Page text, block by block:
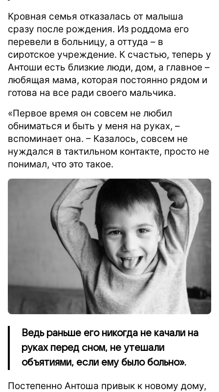
Кровная семья отказалась от малыша
сразу после рождения. Из роддома его
перевели в больницу, а оттуда – в
сиротское учреждение. К счастью, теперь у
Антоши есть близкие люди, дом, а главное –
любящая мама, которая постоянно рядом и
готова на все ради своего мальчика.
«Первое время он совсем не любил
обниматься и быть у меня на руках, –
вспоминает она. – Казалось, совсем не
нуждался в тактильном контакте, просто не
понимал, что это такое.
Ведь раньше его никогда не качали на
руках перед сном, не утешали
объятиями, если ему было больно».
Постепенно Антоша привык к новому дому,